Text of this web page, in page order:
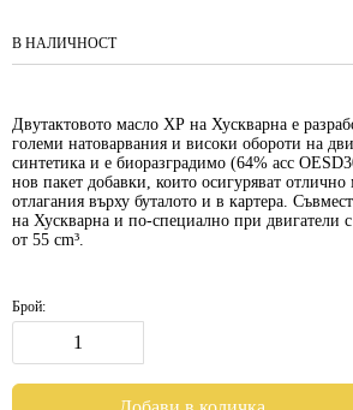
В НАЛИЧНОСТ
Двутактовото масло ХР на Хускварна е
големи натоварвания и високи обороти на
синтетика и е биоразградимо (64% acc
нов пакет добавки, които осигуряват
отлагания върху буталото и в картера.
на Хускварна и по-специално при двигатели
от 55 cm³.
Брой: